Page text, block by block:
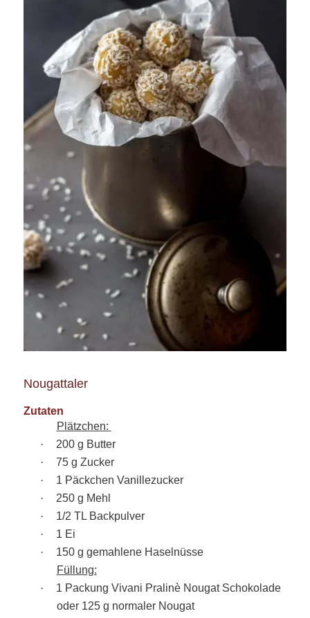
Nougattaler
Zutaten
Plätzchen:
·
200 g Butter
·
75 g Zucker
·
1 Päckchen Vanillezucker
·
250 g Mehl
·
1/2 TL Backpulver
·
1 Ei
·
150 g gemahlene Haselnüsse
Füllung:
·
1 Packung Vivani Pralinè Nougat Schokolade
oder 125 g normaler Nougat